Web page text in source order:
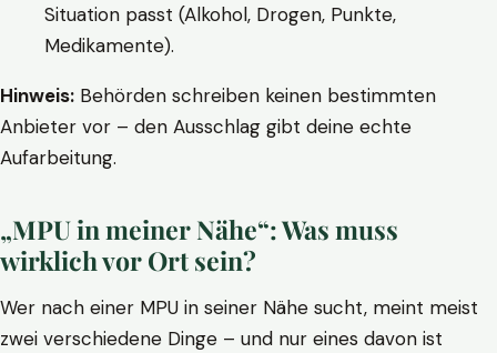
Situation passt (Alkohol, Drogen, Punkte,
Medikamente).
Hinweis: Behörden schreiben keinen bestimmten
Anbieter vor – den Ausschlag gibt deine echte
Aufarbeitung.
„MPU in meiner Nähe“: Was muss
wirklich vor Ort sein?
Wer nach einer MPU in seiner Nähe sucht, meint meist
zwei verschiedene Dinge – und nur eines davon ist